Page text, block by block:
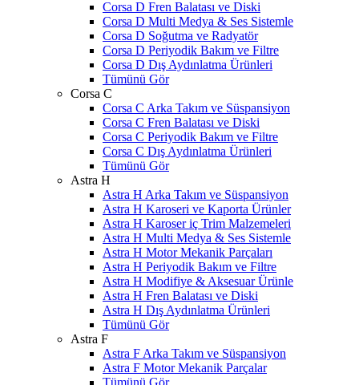
Corsa D Fren Balatası ve Diski
Corsa D Multi Medya & Ses Sistemle
Corsa D Soğutma ve Radyatör
Corsa D Periyodik Bakım ve Filtre
Corsa D Dış Aydınlatma Ürünleri
Tümünü Gör
Corsa C
Corsa C Arka Takım ve Süspansiyon
Corsa C Fren Balatası ve Diski
Corsa C Periyodik Bakım ve Filtre
Corsa C Dış Aydınlatma Ürünleri
Tümünü Gör
Astra H
Astra H Arka Takım ve Süspansiyon
Astra H Karoseri ve Kaporta Ürünler
Astra H Karoser iç Trim Malzemeleri
Astra H Multi Medya & Ses Sistemle
Astra H Motor Mekanik Parçaları
Astra H Periyodik Bakım ve Filtre
Astra H Modifiye & Aksesuar Ürünle
Astra H Fren Balatası ve Diski
Astra H Dış Aydınlatma Ürünleri
Tümünü Gör
Astra F
Astra F Arka Takım ve Süspansiyon
Astra F Motor Mekanik Parçalar
Tümünü Gör